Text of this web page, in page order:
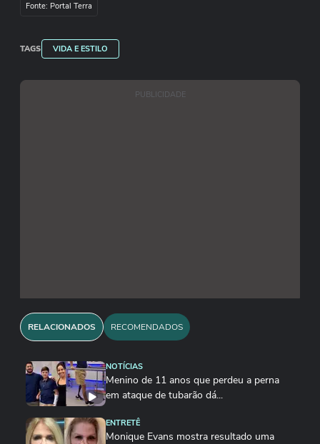
Fonte: Portal Terra
TAGS VIDA E ESTILO
PUBLICIDADE
RELACIONADOS RECOMENDADOS
NOTÍCIAS
Menino de 11 anos que perdeu a perna
em ataque de tubarão dá...
ENTRETÊ
Monique Evans mostra resultado uma